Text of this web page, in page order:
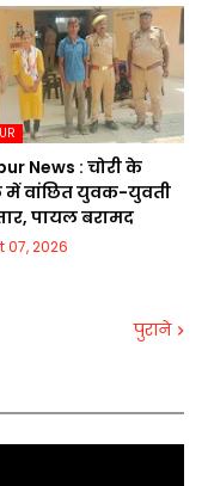
News : चोरी के
वांछित युवक-युवती
पायल बरामद
07, 2026
पुराने